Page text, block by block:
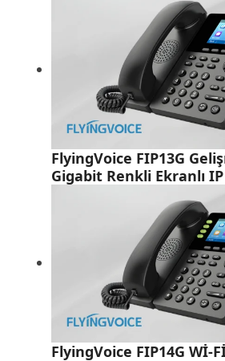
FlyingVoice FIP13G
Gigabit Renkli Ekranlı
FlyingVoice FIP14G Wİ-